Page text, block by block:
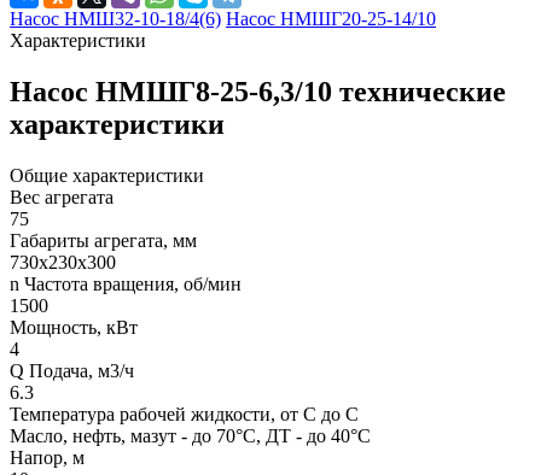
Насос НМШ32-10-18/4(6) Насос НМШГ20-25-14/10
Характеристики
Насос НМШГ8-25-6,3/10 технические
характеристики
Общие характеристики
Вес агрегата
75
Габариты агрегата, мм
730х230х300
n Частота вращения, об/мин
1500
Мощность, кВт
4
Q Подача, м3/ч
6.3
Температура рабочей жидкости, от С до С
Масло, нефть, мазут - до 70°С, ДТ - до 40°С
Напор, м